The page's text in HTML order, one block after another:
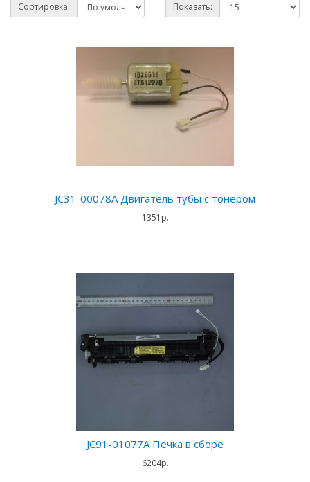
Сортировка: Показать:
JC31-00078A Двигатель тубы с тонером
1351р.
JC91-01077A Печка в сборе
6204р.